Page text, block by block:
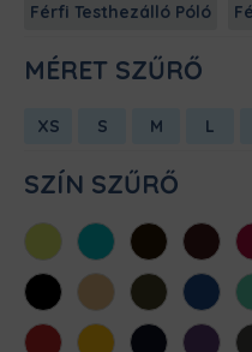
Férfi Testhezálló Póló
MÉRET SZŰRŐ
XS S M L
SZÍN SZŰRŐ
AlmazöldAtollkékBarnaBordó
FeketeHomokKhaki Királykék
Piros SárgaSötétkékSötétlila